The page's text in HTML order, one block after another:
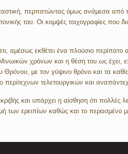
περπατώντας όμως ανάμεσα από
του. Οι κομψές τοιχογραφίες
αμέσως εκθέτει ένα πλούσιο
Μινωικών χρόνων και η θέση του ως
με τον γύψινο θρόνο και τα
τελετουργικών και
και υπάρχει η αίσθηση ότι πολλές
ερειπίων καθώς και το περασμένο